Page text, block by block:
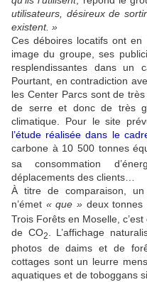
utilisateurs, désireux de
existent. »
Ces déboires locatifs ont
image du groupe, ses
resplendissantes dans un
Pourtant, en contradiction
les Center Parcs sont de
de serre et donc de très
climatique. Pour le site
l’étude réalisée dans le
carbone à 10 500 tonnes
sa consommation
déplacements des clients…
À titre de comparaison, un
n’émet « que » deux tonnes
Trois Forêts en Moselle,
de CO2. L’affichage
photos de daims et de
cottages sont un leurre
aquatiques et de toboggans